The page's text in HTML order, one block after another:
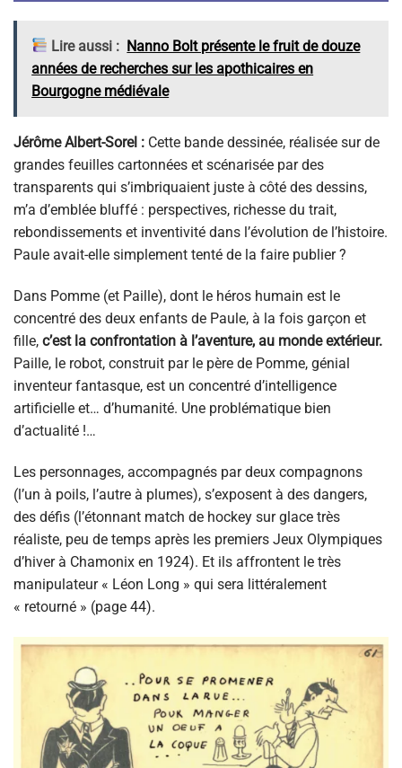
Lire aussi : Nanno Bolt présente le fruit de douze
années de recherches sur les apothicaires en
Bourgogne médiévale
Jérôme Albert-Sorel : Cette bande dessinée, réalisée sur de
grandes feuilles cartonnées et scénarisée par des
transparents qui s’imbriquaient juste à côté des dessins,
m’a d’emblée bluffé : perspectives, richesse du trait,
rebondissements et inventivité dans l’évolution de l’histoire.
Paule avait-elle simplement tenté de la faire publier ?
Dans Pomme (et Paille), dont le héros humain est le
concentré des deux enfants de Paule, à la fois garçon et
fille, c’est la confrontation à l’aventure, au monde extérieur.
Paille, le robot, construit par le père de Pomme, génial
inventeur fantasque, est un concentré d’intelligence
artificielle et… d’humanité. Une problématique bien
d’actualité !…
Les personnages, accompagnés par deux compagnons
(l’un à poils, l’autre à plumes), s’exposent à des dangers,
des défis (l’étonnant match de hockey sur glace très
réaliste, peu de temps après les premiers Jeux Olympiques
d’hiver à Chamonix en 1924). Et ils affrontent le très
manipulateur « Léon Long » qui sera littéralement
« retourné » (page 44).